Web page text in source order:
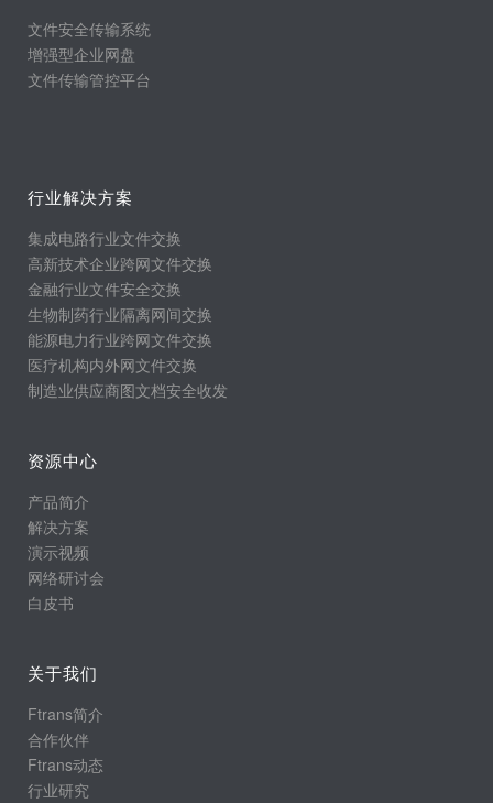
文件安全传输系统
增强型企业网盘
文件传输管控平台
行业解决方案
集成电路行业文件交换
高新技术企业跨网文件交换
金融行业文件安全交换
生物制药行业隔离网间交换
能源电力行业跨网文件交换
医疗机构内外网文件交换
制造业供应商图文档安全收发
资源中心
产品简介
解决方案
演示视频
网络研讨会
白皮书
关于我们
Ftrans简介
合作伙伴
Ftrans动态
行业研究